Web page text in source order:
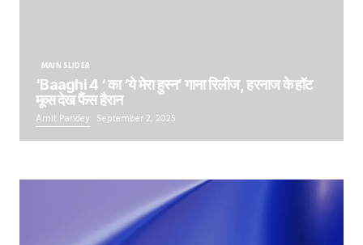
MAIN SLIDER
‘Baaghi 4 ‘ का ‘ये मेरा हुस्न’ गाना रिलीज, हरनाज के हॉट
मूव्स देख फैंस हैरान
Amit Pandey September 2, 2025